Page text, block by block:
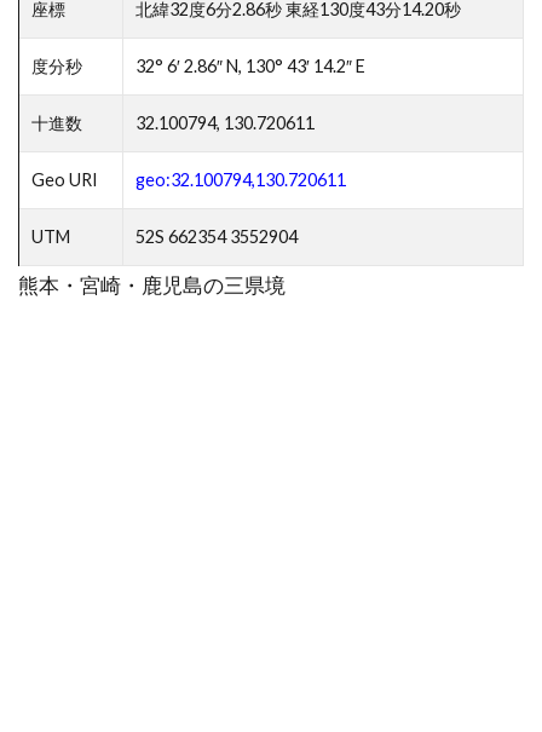
座標 北緯32度6分2.86秒 東経130度43分14.20秒
度分秒 32° 6′ 2.86″ N, 130° 43′ 14.2″ E
十進数 32.100794, 130.720611
Geo URI geo:32.100794,130.720611
UTM 52S 662354 3552904
熊本・宮崎・鹿児島の三県境